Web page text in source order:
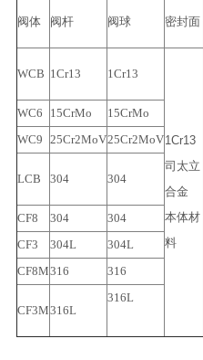
阀体 阀杆 阀球 密封面
WCB 1Cr13 1Cr13
1Cr13
司太立
合金
本体材
料
WC6 15CrMo 15CrMo
WC9 25Cr2MoV25Cr2MoV
LCB 304 304
CF8
304 304
CF3 304L
304L
CF8M316 316
CF3M316L
316L